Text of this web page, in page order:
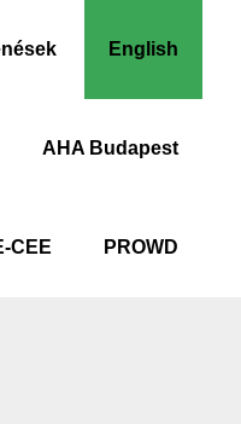
English
AHA Budapest
CEE PROWD